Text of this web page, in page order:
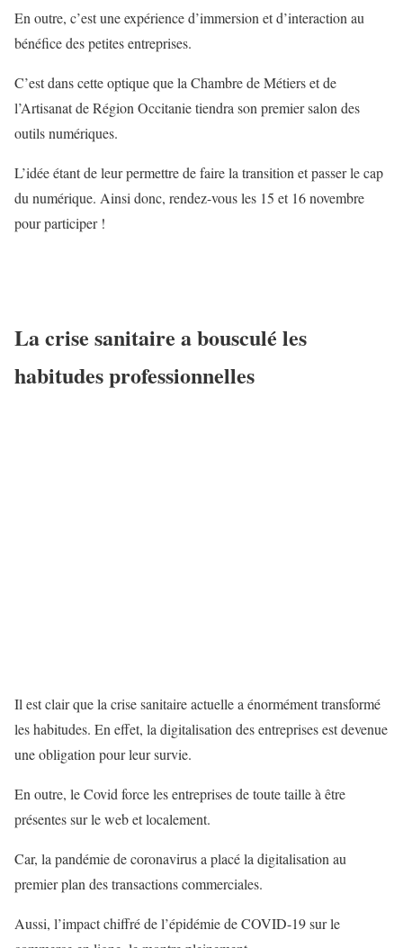
En outre, c’est une expérience d’immersion et d’interaction au
bénéfice des petites entreprises.
C’est dans cette optique que la Chambre de Métiers et de
l’Artisanat de Région Occitanie tiendra son premier salon des
outils numériques.
L’idée étant de leur permettre de faire la transition et passer le cap
du numérique. Ainsi donc, rendez-vous les 15 et 16 novembre
pour participer !
La crise sanitaire a bousculé les
habitudes professionnelles
Il est clair que la crise sanitaire actuelle a énormément transformé
les habitudes. En effet, la digitalisation des entreprises est devenue
une obligation pour leur survie.
En outre, le Covid force les entreprises de toute taille à être
présentes sur le web et localement.
Car, la pandémie de coronavirus a placé la digitalisation au
premier plan des transactions commerciales.
Aussi, l’impact chiffré de l’épidémie de COVID-19 sur le